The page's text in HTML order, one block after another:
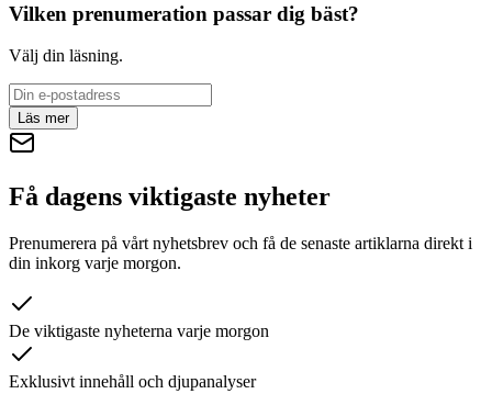
Vilken prenumeration passar dig bäst?
Välj din läsning.
Läs mer
Få dagens viktigaste nyheter
Prenumerera på vårt nyhetsbrev och få de senaste artiklarna direkt i
din inkorg varje morgon.
De viktigaste nyheterna varje morgon
Exklusivt innehåll och djupanalyser